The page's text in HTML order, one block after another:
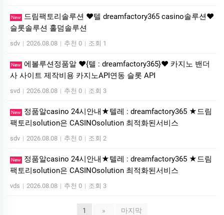
New
드림팩토리솔루션 ❤️텔 dreamfactory365 casino솔루션❤️
슬롯솔루션 홀덤솔루션
sdv | 2026.08.08 | 추천 0 | 조회 1
New 에볼루션정품알 ❤️{텔 : dreamfactory365}❤️ 카지노 밴더
사 사이트 제작비용 카지노API연동 슬롯 API
svd | 2026.08.08 | 추천 0 | 조회 3
New
정품알casino 24시안내★텔레 : dreamfactory365 ★드림
팩토리solution은 CASINOsolution 최적화된서비스
sdv | 2026.08.08 | 추천 0 | 조회 2
New
정품알casino 24시안내★텔레 : dreamfactory365 ★드림
팩토리solution은 CASINOsolution 최적화된서비스
vds | 2026.08.08 | 추천 0 | 조회 3
1 » 마지막